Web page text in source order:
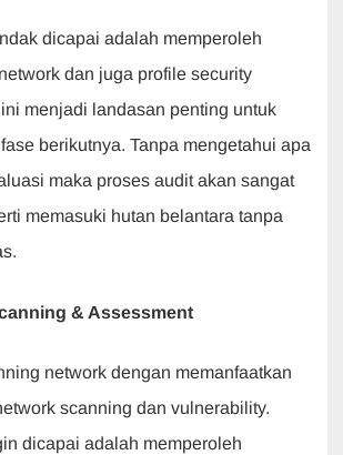
dicapai adalah memperoleh
dan juga profile security
menjadi landasan penting untuk
berikutnya. Tanpa mengetahui apa
maka proses audit akan sangat
memasuki hutan belantara tanpa
& Assessment
network dengan memanfaatkan
scanning dan vulnerability.
dicapai adalah memperoleh